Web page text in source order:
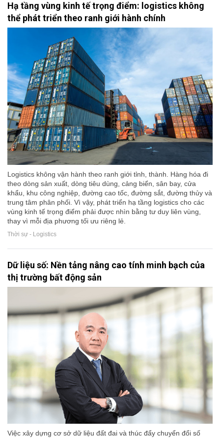
Hạ tầng vùng kinh tế trọng điểm: logistics không
thể phát triển theo ranh giới hành chính
Logistics không vận hành theo ranh giới tỉnh, thành. Hàng hóa đi
theo dòng sản xuất, dòng tiêu dùng, cảng biển, sân bay, cửa
khẩu, khu công nghiệp, đường cao tốc, đường sắt, đường thủy và
trung tâm phân phối. Vì vậy, phát triển hạ tầng logistics cho các
vùng kinh tế trọng điểm phải được nhìn bằng tư duy liên vùng,
thay vì mỗi địa phương tối ưu riêng lẻ.
Thời sự - Logistics
Dữ liệu số: Nền tảng nâng cao tính minh bạch của
thị trường bất động sản
Việc xây dựng cơ sở dữ liệu đất đai và thúc đẩy chuyển đổi số